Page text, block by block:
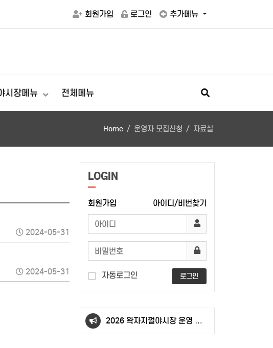
회원가입 로그인 추가메뉴
시장메뉴 전체메뉴
Home 운영자 모집신청 자료실
2024-05-31
2024-05-31
LOGIN
회원가입 아이디/비번찾기
자동로그인 로그인
맥주축제 전야제 옥상에서 즐기
세요
2026 왁자지껄야시장 운영 주민